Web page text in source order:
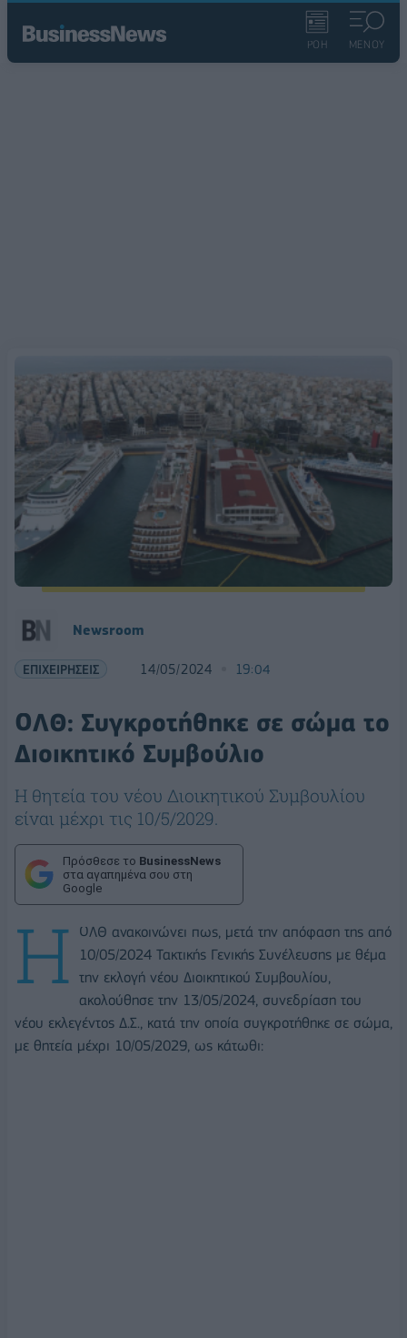
ΡΟΗ ΜΕΝΟΥ
Newsroom
ΕΠΙΧΕΙΡΗΣΕΙΣ 14/05/2024 19:04
ΟΛΘ: Συγκροτήθηκε σε σώμα το
Διοικητικό Συμβούλιο
Η θητεία του νέου Διοικητικού Συμβουλίου
είναι μέχρι τις 10/5/2029.
Πρόσθεσε το BusinessNews
στα αγαπημένα σου στη
Google
Η
ΟΛΘ ανακοινώνει πως, μετά την απόφαση της από
10/05/2024 Τακτικής Γενικής Συνέλευσης με θέμα
την εκλογή νέου Διοικητικού Συμβουλίου,
ακολούθησε την 13/05/2024, συνεδρίαση του
νέου εκλεγέντος Δ.Σ., κατά την οποία συγκροτήθηκε σε σώμα,
με θητεία μέχρι 10/05/2029, ως κάτωθι: